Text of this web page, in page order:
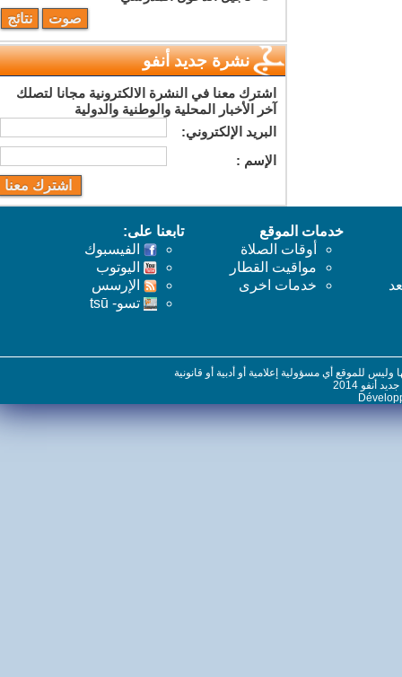
نشرة جديد أنفو
اشترك معنا في النشرة الالكترونية مجانا لتصلك
آخر الأخبار المحلية والوطنية والدولية
البريد اﻹلكتروني:
اﻹسم :
خدمات الموقع
أوقات الصلاة
مواقيت القطار
خدمات اخرى
تابعنا على:
الفيسبوك
اليوتوب
اﻹرسس
تسو- tsū
للموقع أي مسؤولية إعلامية أو أدبية أو قانونية
2014